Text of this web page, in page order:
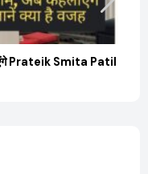
Prateik Smita Patil